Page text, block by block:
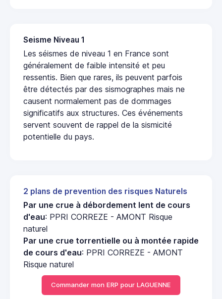
Seisme Niveau 1
Les séismes de niveau 1 en France sont
généralement de faible intensité et peu
ressentis. Bien que rares, ils peuvent parfois
être détectés par des sismographes mais ne
causent normalement pas de dommages
significatifs aux structures. Ces événements
servent souvent de rappel de la sismicité
potentielle du pays.
2 plans de prevention des risques Naturels
Par une crue à débordement lent de cours
d'eau: PPRI CORREZE - AMONT Risque
naturel
Par une crue torrentielle ou à montée rapide
de cours d'eau: PPRI CORREZE - AMONT
Risque naturel
Commander mon ERP pour LAGUENNE